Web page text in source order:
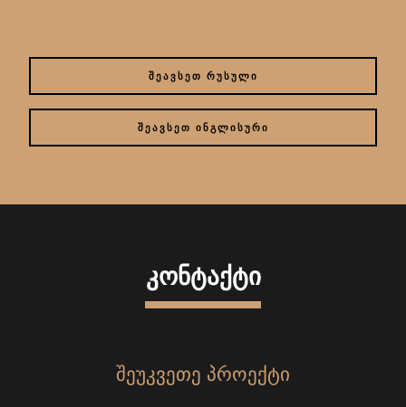
ᲨᲔᲐᲕᲡᲔᲗ ᲠᲣᲡᲣᲚᲘ
ᲨᲔᲐᲕᲡᲔᲗ ᲘᲜᲒᲚᲘᲡᲣᲠᲘ
ᲙᲝᲜᲢᲐᲥᲢᲘ
ᲨᲔᲣᲙᲕᲔᲗᲔ ᲞᲠᲝᲔᲥᲢᲘ